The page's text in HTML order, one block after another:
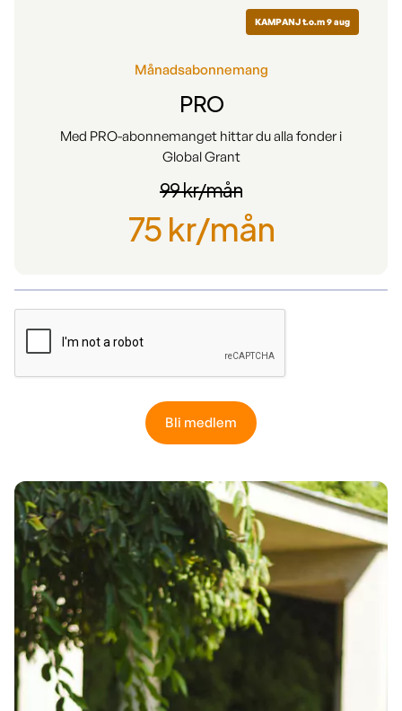
KAMPANJ t.o.m 9 aug
Månadsabonnemang
PRO
Med PRO-abonnemanget hittar du alla fonder i
Global Grant
99 kr/mån
75 kr/mån
Bli medlem